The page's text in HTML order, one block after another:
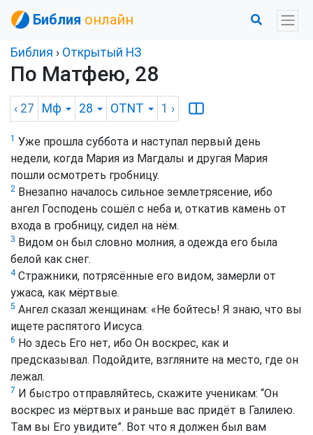
Библия онлайн
Библия › Открытый НЗ
По Матфею, 28
‹ 27 Мф 28 OTNT 1 ›
1 Уже прошла суббота и наступал первый день
недели, когда Мария из Магдалы и другая Мария
пошли осмотреть гробницу.
2 Внезапно началось сильное землетрясение, ибо
ангел Господень сошёл с неба и, откатив камень от
входа в гробницу, сидел на нём.
3 Видом он был словно молния, а одежда его была
белой как снег.
4Стражники, потрясённые его видом, замерли от
ужаса, как мёртвые.
5 Ангел сказал женщинам: «Не бойтесь! Я знаю, что вы
ищете распятого Иисуса.
6 Но здесь Его нет, ибо Он воскрес, как и
предсказывал. Подойдите, взгляните на место, где он
лежал.
7 И быстро отправляйтесь, скажите ученикам: “Он
воскрес из мёртвых и раньше вас придёт в Галилею.
Там вы Его увидите”. Вот что я должен был вам